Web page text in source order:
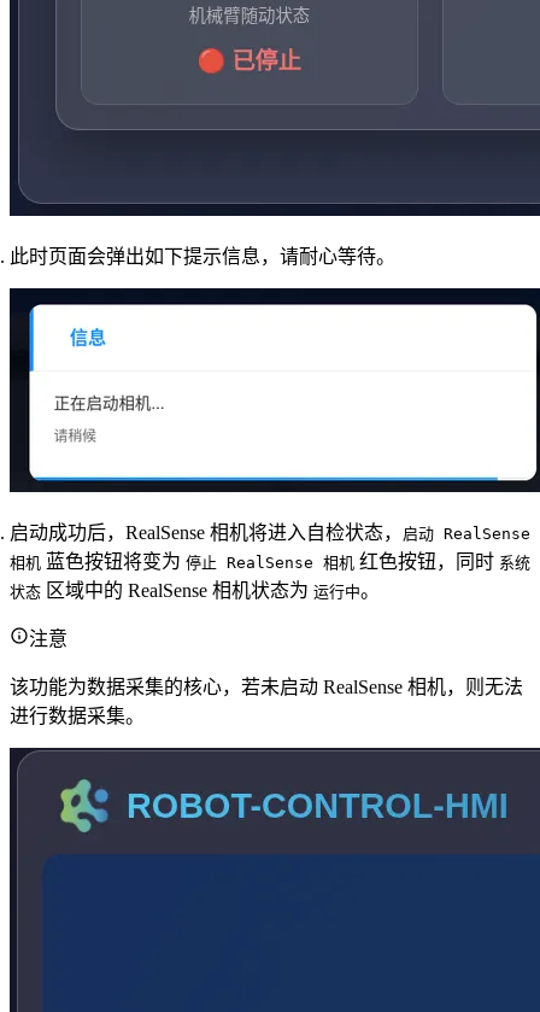
此时页面会弹出如下提示信息，请耐心等待。
启动成功后，RealSense 相机将进入自检状态，
启动 RealSense
相机 蓝色按钮将变为 停止 RealSense 相机 红色按钮，同时 系统
状态 区域中的 RealSense 相机状态为 运行中。
注意
该功能为数据采集的核心，若未启动 RealSense 相机，则无法
进行数据采集。